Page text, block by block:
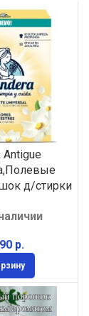
Antigue
д/стирки
р.